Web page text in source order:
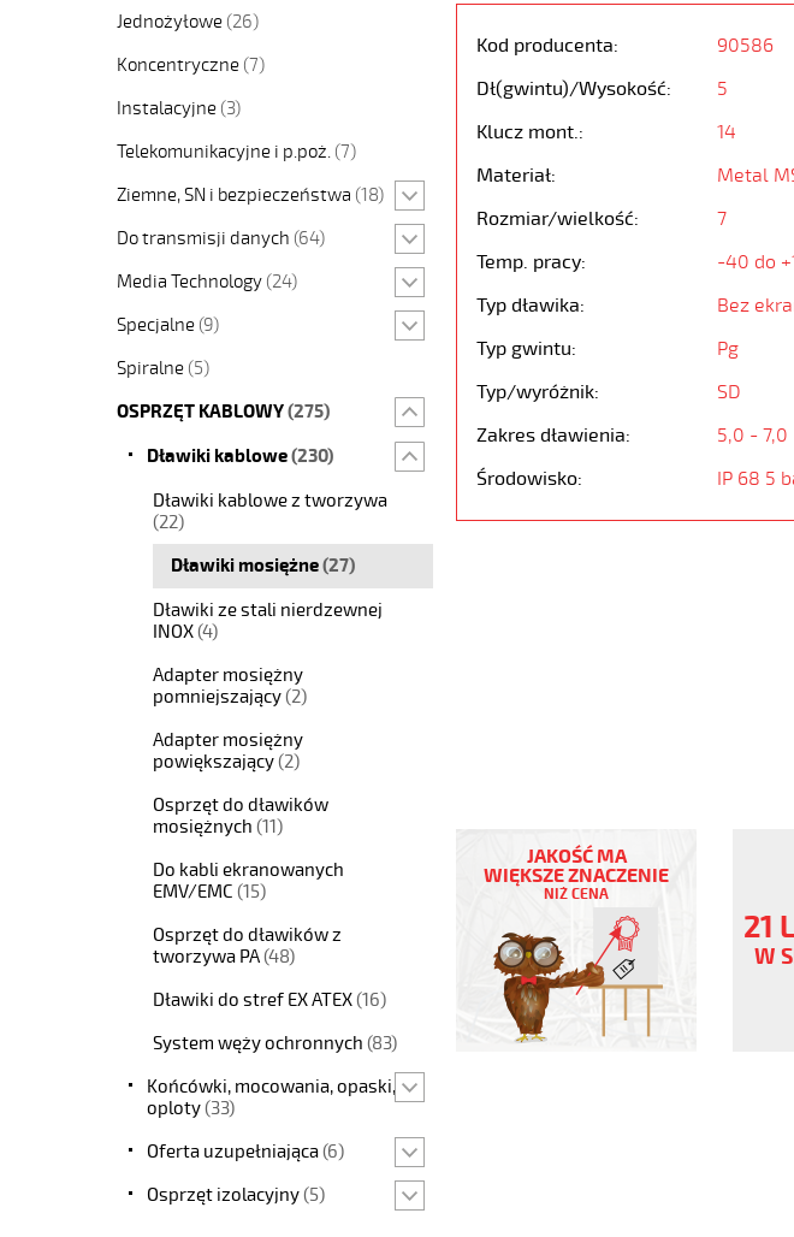
Jednożyłowe (26)
Koncentryczne (7)
Instalacyjne (3)
Telekomunikacyjne i p.poż. (7)
Ziemne, SN i bezpieczeństwa (18)
Do transmisji danych (64)
Media Technology (24)
Specjalne (9)
Spiralne (5)
OSPRZĘT KABLOWY(275)
Dławiki kablowe(230)
Dławiki kablowe z tworzywa
(22)
Dławiki mosiężne(27)
Dławiki ze stali nierdzewnej
INOX(4)
Adapter mosiężny
pomniejszający(2)
Adapter mosiężny
powiększający(2)
Osprzęt do dławików
mosiężnych (11)
Do kabli ekranowanych
EMV/EMC (15)
Osprzęt do dławików z
tworzywa PA(48)
Dławiki do stref EX ATEX(16)
System węży ochronnych (83)
Końcówki, mocowania, opaski,
oploty(33)
Oferta uzupełniająca(6)
Osprzęt izolacyjny(5)
Kod producenta:
90586
Dł(gwintu)/Wysokość:
5
Klucz mont.:
14
Materiał:
Metal
Rozmiar/wielkość:
7
Temp. pracy:
-40 do
Typ dławika:
Bez
Typ gwintu:
Pg
Typ/wyróżnik:
SD
Zakres dławienia:
5,0 - 7,0
Środowisko:
IP 68 5
PG7
Dławnica
JAKOŚĆ MA
WIĘKSZE ZNACZENIE
NIŻ CENA
21
W